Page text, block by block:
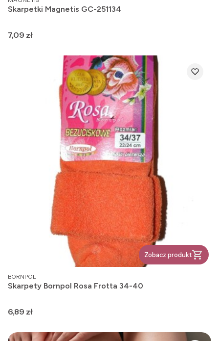
Skarpetki Magnetis GC-251134
Cena
7,09 zł
Zobacz produkt
PRODUCENT
BORNPOL
Skarpety Bornpol Rosa Frotta 34-40
Cena
6,89 zł